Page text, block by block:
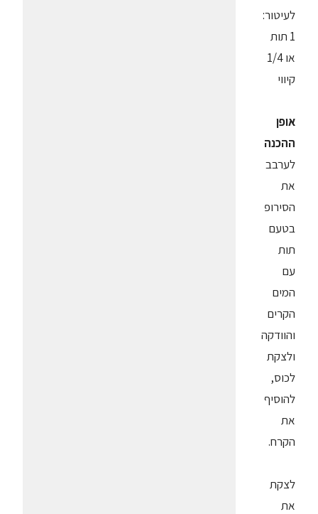
לעיטור:
1 תות
או 1/4
קיווי
אופן
ההכנה
לערבב
את
הסירופ
בטעם
תות
עם
המים
הקרים
והוודקה
ולצקת
לכוס,
להוסיף
את
הקרח.
לצקת
את